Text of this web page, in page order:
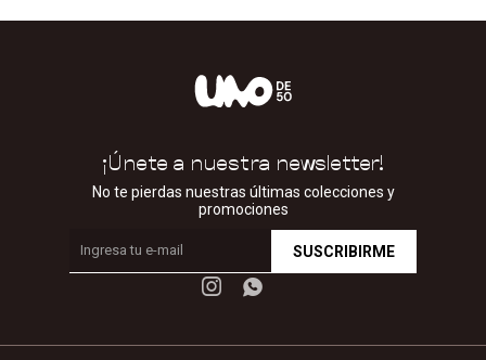
¡Únete a nuestra newsletter!
No te pierdas nuestras últimas colecciones y
promociones
SUSCRIBIRME
 